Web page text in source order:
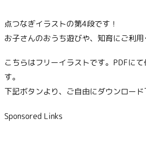
点つなぎイラストの第4段です！
お子さんのおうち遊びや、知育にご利用
こちらはフリーイラストです。PDFに
す。
下記ボタンより、ご自由にダウンロード
Sponsored Links